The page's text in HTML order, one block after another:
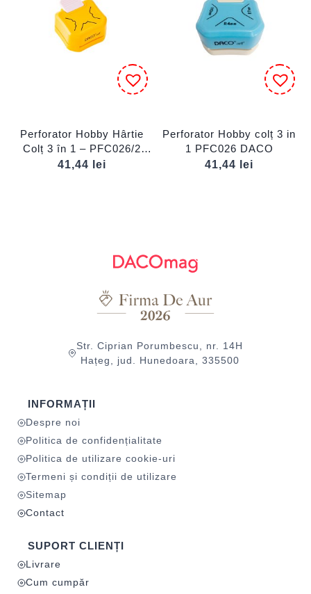
Perforator Hobby Hârtie
Colț 3 în 1 – PFC026/2
DACO
41,44 lei
Perforator Hobby colț 3 in
1 PFC026 DACO
41,44
lei
Str. Ciprian Porumbescu, nr. 14H
Hațeg, jud. Hunedoara, 335500
INFORMAȚII
Despre noi
Politica de confidențialitate
Politica de utilizare cookie-uri
Termeni și condiții de utilizare
Sitemap
Contact
SUPORT CLIENȚI
Livrare
Cum cumpăr